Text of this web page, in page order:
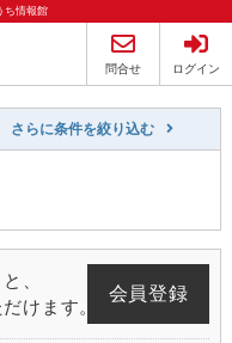
ち情報館
問合せ ログイン
さらに条件を絞り込む
、
けます。
会員登録